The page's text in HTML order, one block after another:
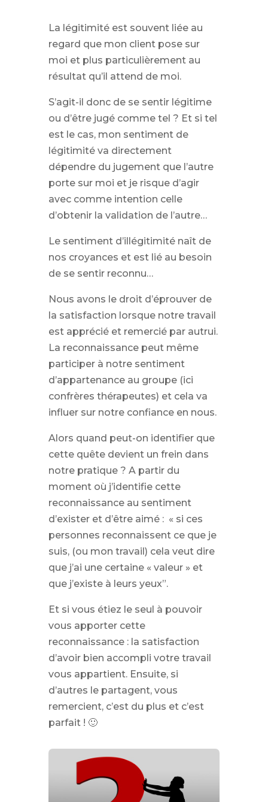
La légitimité est souvent liée au
regard que mon client pose sur
moi et plus particulièrement au
résultat qu’il attend de moi.
S’agit-il donc de se sentir légitime
ou d’être jugé comme tel ? Et si tel
est le cas, mon sentiment de
légitimité va directement
dépendre du jugement que l’autre
porte sur moi et je risque d’agir
avec comme intention celle
d’obtenir la validation de l’autre…
Le sentiment d’illégitimité naît de
nos croyances et est lié au besoin
de se sentir reconnu…
Nous avons le droit d’éprouver de
la satisfaction lorsque notre travail
est apprécié et remercié par autrui.
La reconnaissance peut même
participer à notre sentiment
d’appartenance au groupe (ici
confrères thérapeutes) et cela va
influer sur notre confiance en nous.
Alors quand peut-on identifier que
cette quête devient un frein dans
notre pratique ? A partir du
moment où j’identifie cette
reconnaissance au sentiment
d’exister et d’être aimé : « si ces
personnes reconnaissent ce que je
suis, (ou mon travail) cela veut dire
que j’ai une certaine « valeur » et
que j’existe à leurs yeux”.
Et si vous étiez le seul à pouvoir
vous apporter cette
reconnaissance : la satisfaction
d’avoir bien accompli votre travail
vous appartient. Ensuite, si
d’autres le partagent, vous
remercient, c’est du plus et c’est
parfait ! 🙂